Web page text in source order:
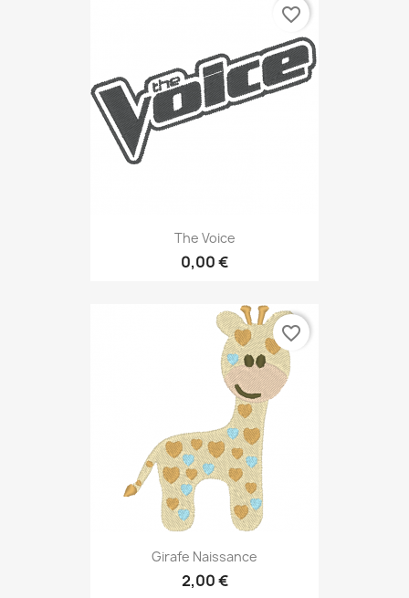
The Voice
0,00 €
favorite_border
Girafe Naissance
2,00 €
favorite_border